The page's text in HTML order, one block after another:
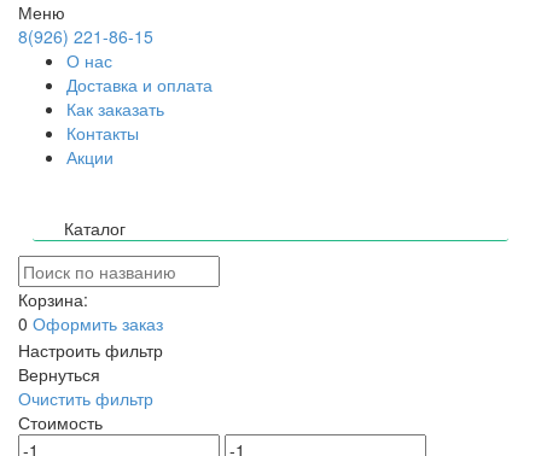
Меню
8(926) 221-86-15
О нас
Доставка и оплата
Как заказать
Контакты
Акции
Каталог
Корзина:
0 Оформить заказ
Настроить фильтр
Вернуться
Очистить фильтр
Стоимость